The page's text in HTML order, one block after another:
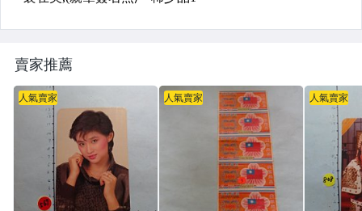
賣家推薦
人氣賣家 人氣賣家 人氣賣家